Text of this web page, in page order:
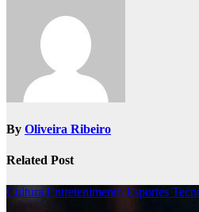
By Oliveira Ribeiro
Related Post
Cultura Entretenimento Esportes